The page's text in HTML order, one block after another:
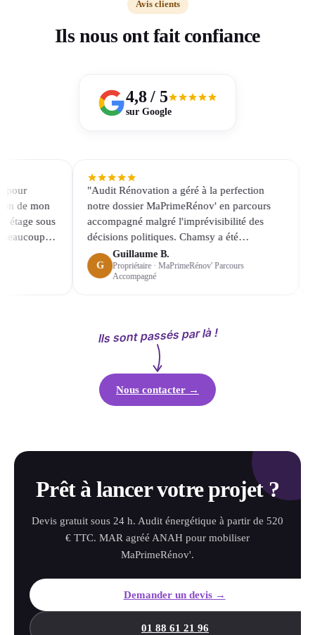
Avis clients
Ils nous ont fait confiance
4,8 / 5
sur Google
mon
sous
"Audit Rénovation a géré à la perfection
notre dossier MaPrimeRénov' en parcours
accompagné malgré l'imprévisibilité des
décisions politiques. Chamsy a été
disponible et très réactive durant toute
l'instruction du dossier."
Guillaume B.
Propriétaire · MaPrimeRénov' Parcours
Accompagné
Ils sont passés par là !
Nous contacter →
Prêt à lancer votre projet ?
Devis gratuit sous 24 h. Audit énergétique à partir de 520
€ TTC. MAR agréé ANAH pour mobiliser
MaPrimeRénov'.
Demander un devis →
01 88 61 21 96